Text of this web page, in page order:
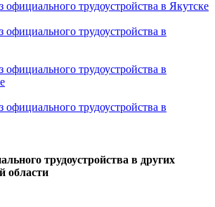
трудоустройства в других
области